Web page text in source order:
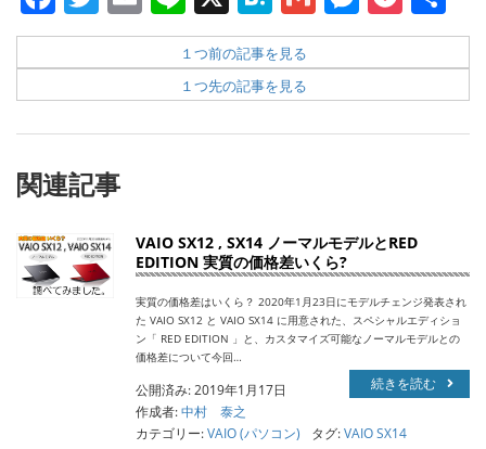
有
１つ前の記事を見る
１つ先の記事を見る
関連記事
VAIO SX12 , SX14 ノーマルモデルとRED
EDITION 実質の価格差いくら?
実質の価格差はいくら？ 2020年1月23日にモデルチェンジ発表され
た VAIO SX12 と VAIO SX14 に用意された、スペシャルエディショ
ン「 RED EDITION 」と、カスタマイズ可能なノーマルモデルとの
価格差について今回…
続きを読む
公開済み: 2019年1月17日
作成者:中村 泰之
カテゴリー:VAIO (パソコン) タグ:VAIO SX14